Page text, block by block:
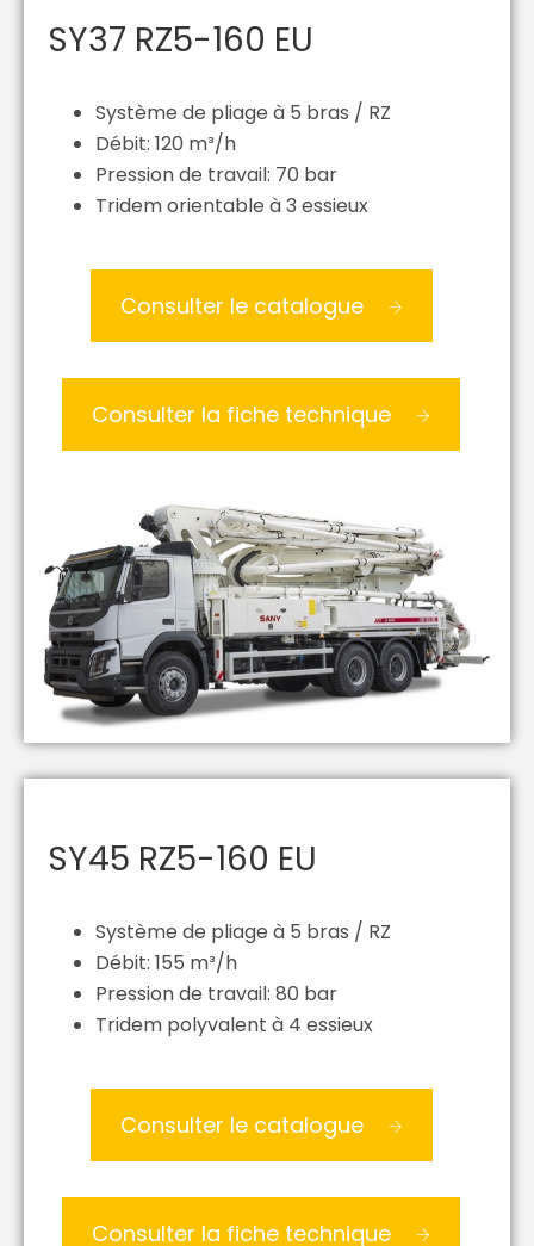
SY37 RZ5-160 EU
Système de pliage à 5 bras / RZ
Débit: 120 m³/h
Pression de travail: 70 bar
Tridem orientable à 3 essieux
Consulter le catalogue
Consulter la fiche technique
SY45 RZ5-160 EU
Système de pliage à 5 bras / RZ
Débit: 155 m³/h
Pression de travail: 80 bar
Tridem polyvalent à 4 essieux
Consulter le catalogue
Consulter la fiche technique